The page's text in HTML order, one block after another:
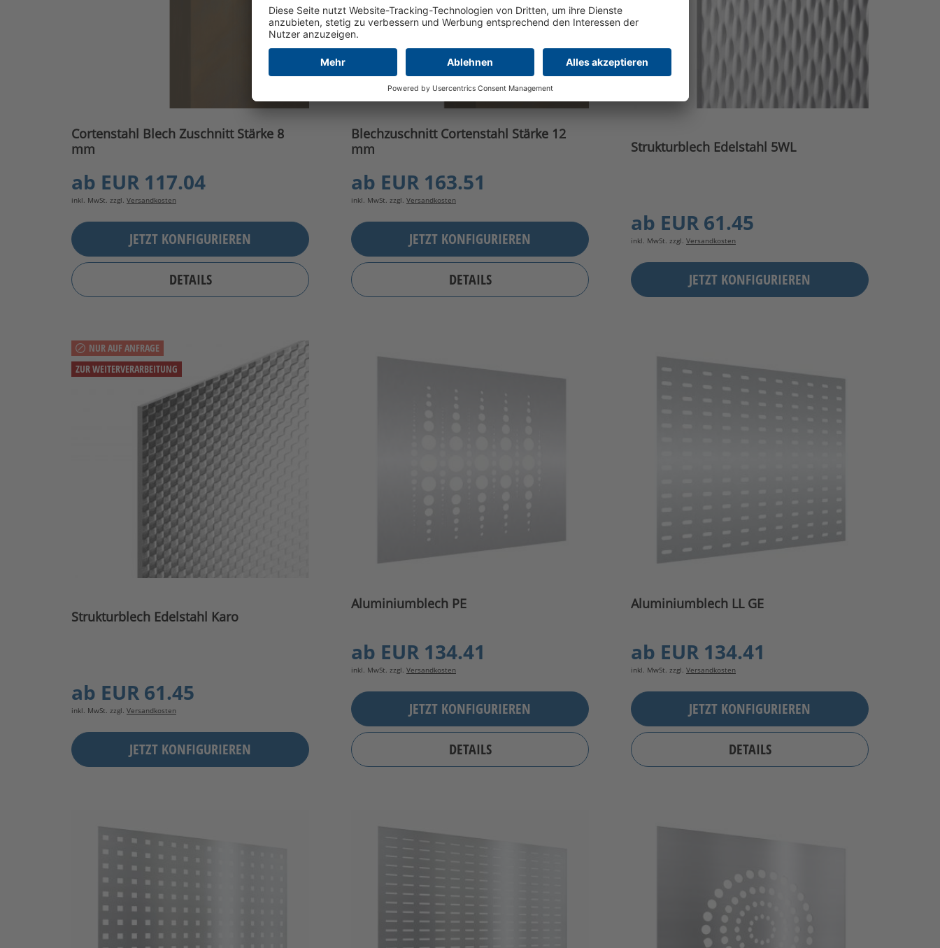
Cortenstahl Blech Zuschnitt Stärke 8
mm
ab EUR 117.04
inkl. MwSt. zzgl. Versandkosten
JETZT KONFIGURIEREN
DETAILS
Blechzuschnitt Cortenstahl Stärke 12
mm
ab EUR 163.51
inkl. MwSt. zzgl. Versandkosten
JETZT KONFIGURIEREN
DETAILS
Strukturblech Edelstahl 5WL
ab EUR 61.45
inkl. MwSt. zzgl. Versandkosten
JETZT KONFIGURIEREN
NUR AUF ANFRAGE
ZUR WEITERVERARBEITUNG
Strukturblech Edelstahl Karo
ab EUR 61.45
inkl. MwSt. zzgl. Versandkosten
JETZT KONFIGURIEREN
Aluminiumblech PE
ab EUR 134.41
inkl. MwSt. zzgl. Versandkosten
JETZT KONFIGURIEREN
DETAILS
Aluminiumblech LL GE
ab EUR 134.41
inkl. MwSt. zzgl. Versandkosten
JETZT KONFIGURIEREN
DETAILS